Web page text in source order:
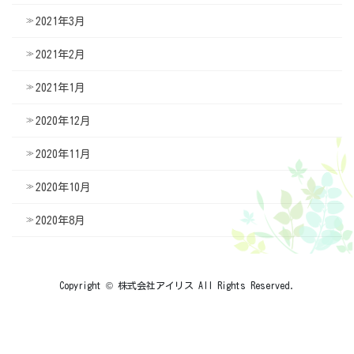
2021年3月
2021年2月
2021年1月
2020年12月
2020年11月
2020年10月
2020年8月
Copyright © 株式会社アイリス All Rights Reserved.